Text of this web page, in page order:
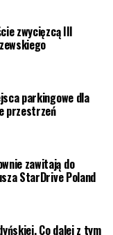
zwycięzcą III
parkingowe dla
przestrzeń
zawitają do
StarDrive Poland
Co dalej z tym